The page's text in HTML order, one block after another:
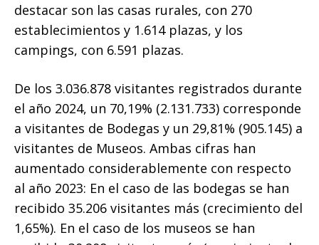
destacar son las casas rurales, con 270
establecimientos y 1.614 plazas, y los
campings, con 6.591 plazas.
De los 3.036.878 visitantes registrados durante
el año 2024, un 70,19% (2.131.733) corresponde
a visitantes de Bodegas y un 29,81% (905.145) a
visitantes de Museos. Ambas cifras han
aumentado considerablemente con respecto
al año 2023: En el caso de las bodegas se han
recibido 35.206 visitantes más (crecimiento del
1,65%). En el caso de los museos se han